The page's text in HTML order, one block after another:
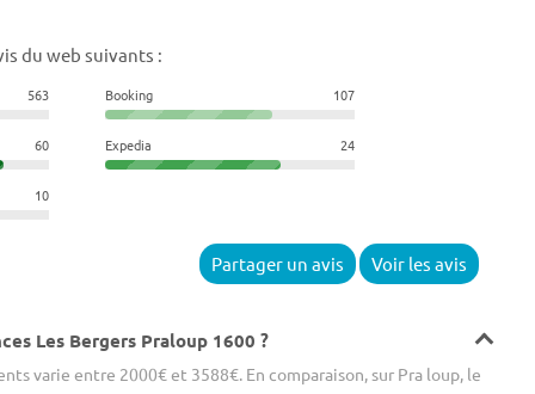
du web suivants :
563 Booking 107
60 Expedia 24
10
Partager un avis Voir les avis
Les Bergers Praloup 1600 ?
varie entre 2000€ et 3588€. En comparaison, sur Pra loup, le